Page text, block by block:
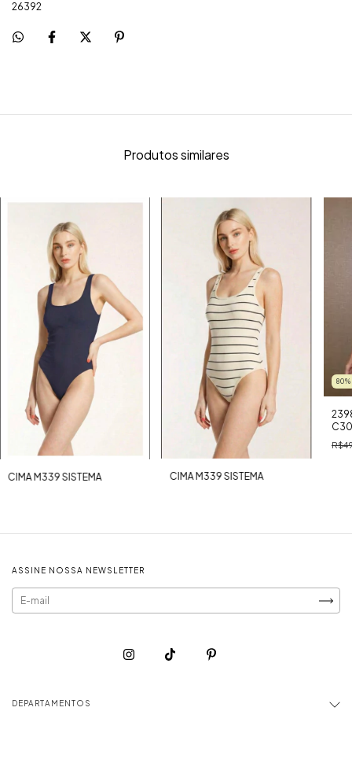
26392
Produtos similares
CIMA M339 SISTEMA CIMA M339 SISTEMA
80%
ASSINE NOSSA NEWSLETTER
DEPARTAMENTOS